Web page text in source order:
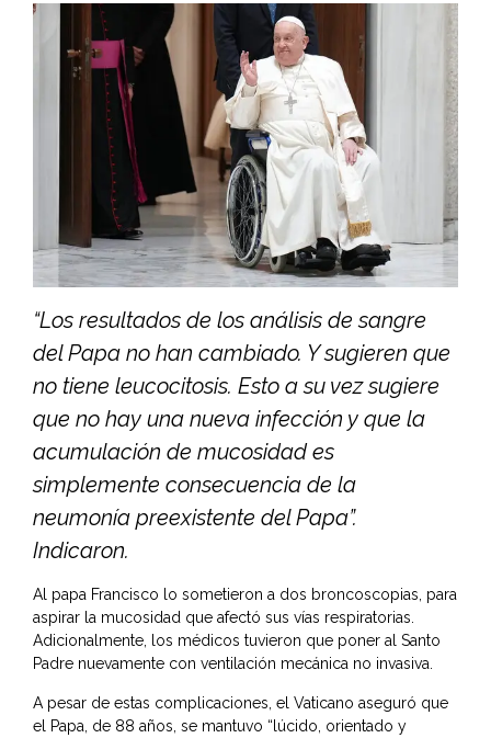
“Los resultados de los análisis de sangre
del Papa no han cambiado. Y sugieren que
no tiene leucocitosis. Esto a su vez sugiere
que no hay una nueva infección y que la
acumulación de mucosidad es
simplemente consecuencia de la
neumonía preexistente del Papa”.
Indicaron.
Al papa Francisco lo sometieron a dos broncoscopias, para
aspirar la mucosidad que afectó sus vías respiratorias.
Adicionalmente, los médicos tuvieron que poner al Santo
Padre nuevamente con ventilación mecánica no invasiva.
A pesar de estas complicaciones, el Vaticano aseguró que
el Papa, de 88 años, se mantuvo “lúcido, orientado y